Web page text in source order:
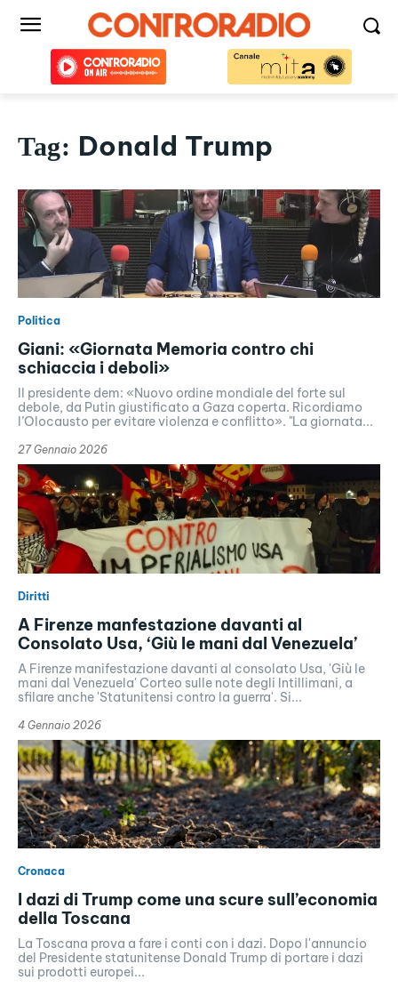
Tag: Donald Trump
Politica
Giani: «Giornata Memoria contro chi
schiaccia i deboli»
Il presidente dem: «Nuovo ordine mondiale del forte sul
debole, da Putin giustificato a Gaza coperta. Ricordiamo
l’Olocausto per evitare violenza e conflitto». "La giornata...
27 Gennaio 2026
Diritti
A Firenze manfestazione davanti al
Consolato Usa, ‘Giù le mani dal Venezuela’
A Firenze manifestazione davanti al consolato Usa, 'Giù le
mani dal Venezuela' Corteo sulle note degli Intillimani, a
sfilare anche 'Statunitensi contro la guerra'. Si...
4 Gennaio 2026
Cronaca
I dazi di Trump come una scure sull’economia
della Toscana
La Toscana prova a fare i conti con i dazi. Dopo l'annuncio
del Presidente statunitense Donald Trump di portare i dazi
sui prodotti europei...